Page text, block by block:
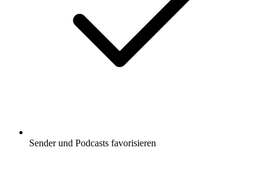
Sender und Podcasts favorisieren